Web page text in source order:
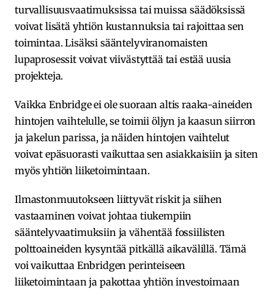
turvallisuusvaatimuksissa tai muissa säädöksissä
voivat lisätä yhtiön kustannuksia tai rajoittaa sen
toimintaa. Lisäksi sääntelyviranomaisten
lupaprosessit voivat viivästyttää tai estää uusia
projekteja.
Vaikka Enbridge ei ole suoraan altis raaka-aineiden
hintojen vaihtelulle, se toimii öljyn ja kaasun siirron
ja jakelun parissa, ja näiden hintojen vaihtelut
voivat epäsuorasti vaikuttaa sen asiakkaisiin ja siten
myös yhtiön liiketoimintaan.
Ilmastonmuutokseen liittyvät riskit ja siihen
vastaaminen voivat johtaa tiukempiin
sääntelyvaatimuksiin ja vähentää fossiilisten
polttoaineiden kysyntää pitkällä aikavälillä. Tämä
voi vaikuttaa Enbridgen perinteiseen
liiketoimintaan ja pakottaa yhtiön investoimaan